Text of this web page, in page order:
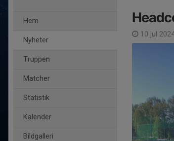
Hem
Nyheter
Truppen
Matcher
Statistik
Kalender
Bildgalleri
10 jul